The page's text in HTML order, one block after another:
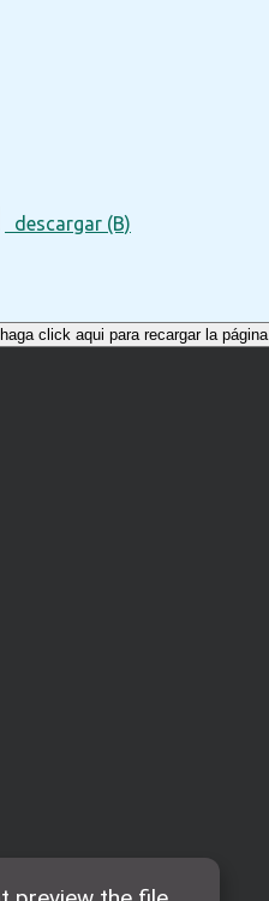
descargar (B)
click aqui para recargar la página